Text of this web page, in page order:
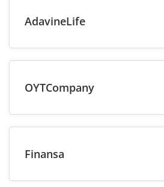
AdavineLife
OYTCompany
Finansa